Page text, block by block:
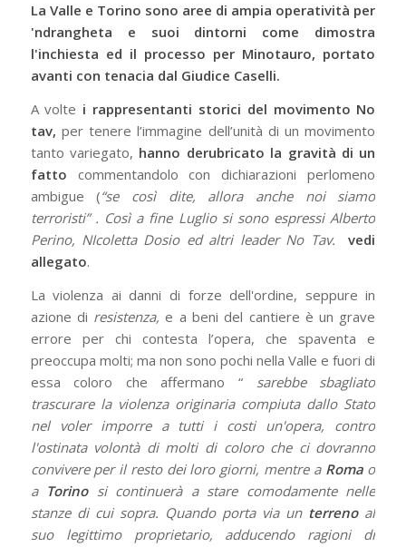
La Valle e Torino sono aree di ampia operatività per
'ndrangheta e suoi dintorni come dimostra
l'inchiesta ed il processo per Minotauro, portato
avanti con tenacia dal Giudice Caselli.
A volte i rappresentanti storici del movimento No
tav, per tenere l’immagine dell’unità di un movimento
tanto variegato, hanno derubricato la gravità di un
fatto commentandolo con dichiarazioni perlomeno
ambigue (“se così dite, allora anche noi siamo
terroristi” . Così a fine Luglio si sono espressi Alberto
Perino, NIcoletta Dosio ed altri leader No Tav.vedi
allegato.
La violenza ai danni di forze dell'ordine, seppure in
azione di resistenza, e a beni del cantiere è un grave
errore per chi contesta l’opera, che spaventa e
preoccupa molti; ma non sono pochi nella Valle e fuori di
essa coloro che affermano “ sarebbe sbagliato
trascurare la violenza originaria compiuta dallo Stato
nel voler imporre a tutti i costi un'opera, contro
l'ostinata volontà di molti di coloro che ci dovranno
convivere per il resto dei loro giorni, mentre a Romao
a Torinosi continuerà a stare comodamente nelle
stanze di cui sopra. Quando porta via un terrenoal
suo legittimo proprietario, adducendo ragioni di